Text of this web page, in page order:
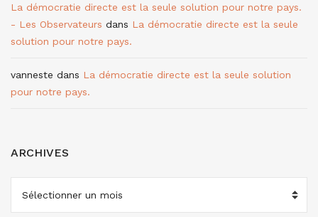
La démocratie directe est la seule solution pour notre pays.
- Les Observateurs dans La démocratie directe est la seule
solution pour notre pays.
vanneste dans La démocratie directe est la seule solution
pour notre pays.
ARCHIVES
ARCHIVES